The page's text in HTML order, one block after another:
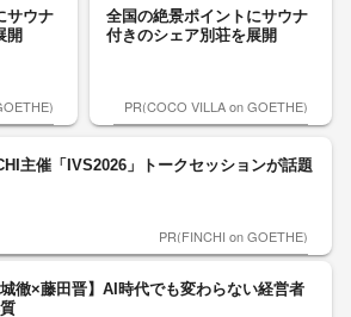
サウナ
開
全国の絶景ポイントにサウナ
付きのシェア別荘を展開
PR(COCO VILLA on GOETHE)
主催「IVS2026」トークセッションが話題
PR(FINCHI on GOETHE)
城徹×藤田晋】AI時代でも変わらない経営者